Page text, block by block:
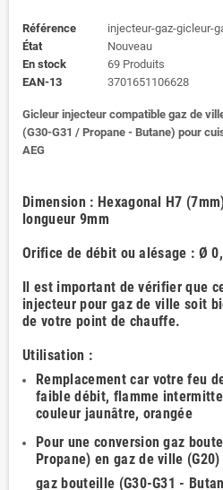
Référence
injecteur-gaz-gicleur-
État
Nouveau
En stock
69 Produits
EAN-13
3701651106628
Gicleur injecteur compatible gaz de
(G30-G31 / Propane - Butane) pour
AEG
Dimension : Hexagonal H7
longueur 9mm
Orifice de débit ou alésage : Ø
Il est important de vérifier que
injecteur pour gaz de ville soit
de votre point de chauffe.
Utilisation :
Remplacement car votre feu
faible débit, flamme
couleur jaunâtre, orangée
Pour une conversion gaz
Propane) en gaz de ville
gaz bouteille (G30-G31 -